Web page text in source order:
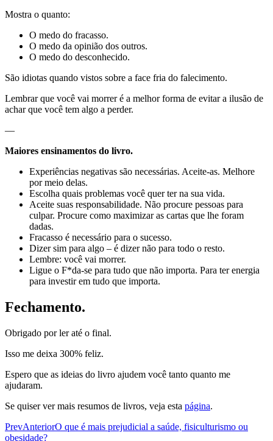
Mostra o quanto:
O medo do fracasso.
O medo da opinião dos outros.
O medo do desconhecido.
São idiotas quando vistos sobre a face fria do falecimento.
Lembrar que você vai morrer é a melhor forma de evitar a ilusão de
achar que você tem algo a perder.
—
Maiores ensinamentos do livro.
Experiências negativas são necessárias. Aceite-as. Melhore
por meio delas.
Escolha quais problemas você quer ter na sua vida.
Aceite suas responsabilidade. Não procure pessoas para
culpar. Procure como maximizar as cartas que lhe foram
dadas.
Fracasso é necessário para o sucesso.
Dizer sim para algo – é dizer não para todo o resto.
Lembre: você vai morrer.
Ligue o F*da-se para tudo que não importa. Para ter energia
para investir em tudo que importa.
Fechamento.
Obrigado por ler até o final.
Isso me deixa 300% feliz.
Espero que as ideias do livro ajudem você tanto quanto me
ajudaram.
Se quiser ver mais resumos de livros, veja esta página.
PrevAnteriorO que é mais prejudicial a saúde, fisiculturismo ou
obesidade?